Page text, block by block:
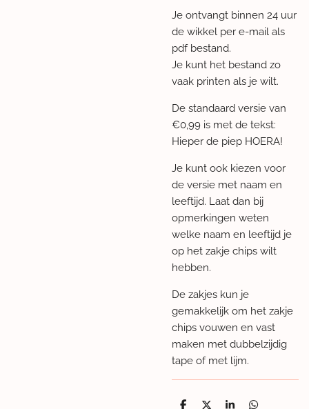
Je ontvangt binnen 24 uur
de wikkel per e-mail als
pdf bestand.
Je kunt het bestand zo
vaak printen als je wilt.
De standaard versie van
€0,99 is met de tekst:
Hieper de piep HOERA!
Je kunt ook kiezen voor
de versie met naam en
leeftijd. Laat dan bij
opmerkingen weten
welke naam en leeftijd je
op het zakje chips wilt
hebben.
De zakjes kun je
gemakkelijk om het zakje
chips vouwen en vast
maken met dubbelzijdig
tape of met lijm.